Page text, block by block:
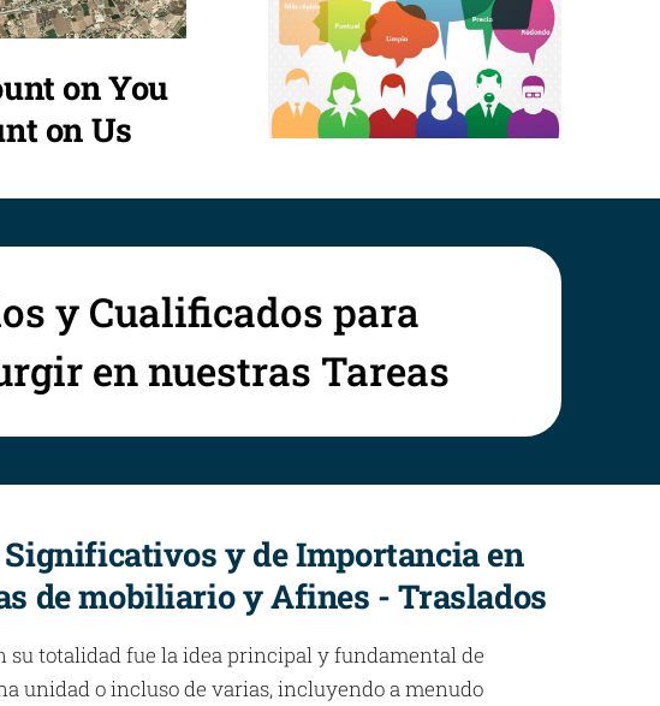
on You
on Us
y Cualificados para
en nuestras Tareas
y de Importancia en
de mobiliario y Afines - Traslados
su totalidad fue la idea principal y fundamental de
unidad o incluso de varias, incluyendo a menudo